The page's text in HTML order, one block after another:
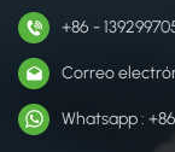
+86 -
Correo
Whatsapp :